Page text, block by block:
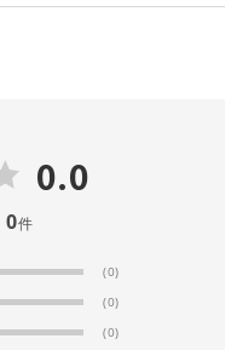
0.0
0件
(0)
(0)
(0)